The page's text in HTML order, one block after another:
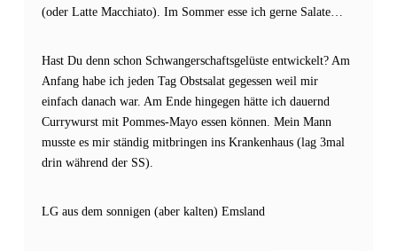
(oder Latte Macchiato). Im Sommer esse ich gerne Salate…
Hast Du denn schon Schwangerschaftsgelüste entwickelt? Am
Anfang habe ich jeden Tag Obstsalat gegessen weil mir
einfach danach war. Am Ende hingegen hätte ich dauernd
Currywurst mit Pommes-Mayo essen können. Mein Mann
musste es mir ständig mitbringen ins Krankenhaus (lag 3mal
drin während der SS).
LG aus dem sonnigen (aber kalten) Emsland